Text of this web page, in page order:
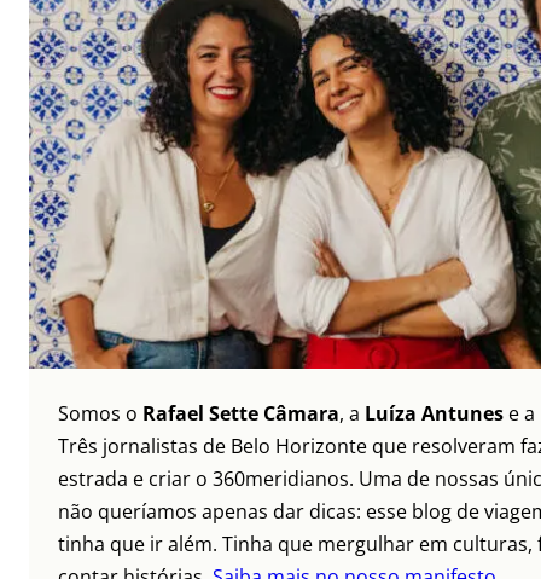
Somos o Rafael Sette Câmara, a Luíza Antunes e a
Três jornalistas de Belo Horizonte que resolveram
estrada e criar o 360meridianos. Uma de nossas
não queríamos apenas dar dicas: esse blog de
tinha que ir além. Tinha que mergulhar em culturas,